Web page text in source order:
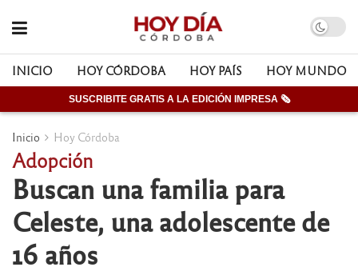
INICIO HOY CÓRDOBA HOY PAÍS HOY MUNDO
SUSCRIBITE GRATIS A LA EDICIÓN IMPRESA 🗞
Inicio Hoy Córdoba
Adopción
Buscan una familia para
Celeste, una adolescente de
16 años